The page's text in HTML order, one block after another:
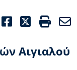
Αιγιαλού